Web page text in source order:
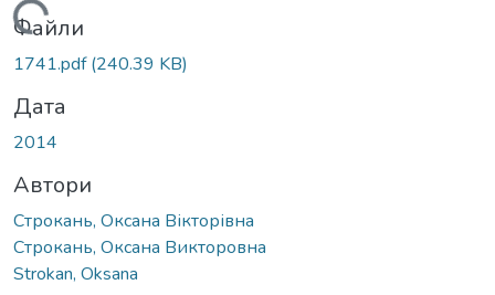
Вантажиться...
Файли
1741.pdf(240.39 KB)
Дата
2014
Автори
Строкань, Оксана Вікторівна
Строкань, Оксана Викторовна
Strokan, Oksana